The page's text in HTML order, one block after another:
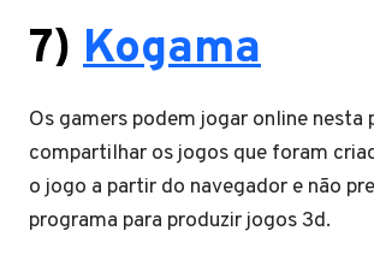
7) Kogama
Os gamers podem jogar online
compartilhar os jogos que foram
o jogo a partir do navegador e não
programa para produzir jogos 3d.